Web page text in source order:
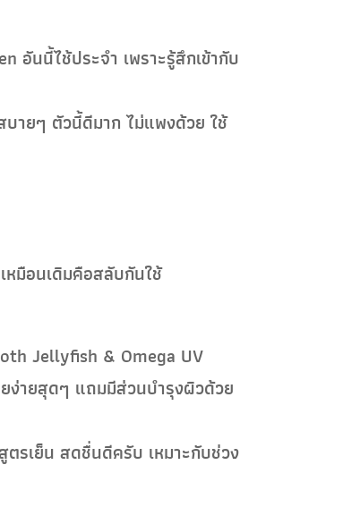
อันนี้ไช้ประจำ เพราะรู้สึกเข้ากับ
บายๆ ตัวนี้ดีมาก ไม่แพงด้วย ใช้
มือนเดิมคือสลับกันใช้
Jellyfish & Omega UV
ง่ายสุดๆ แถมมีส่วนบำรุงผิวด้วย
รเย็น สดชื่นดีครับ เหมาะกับช่วง